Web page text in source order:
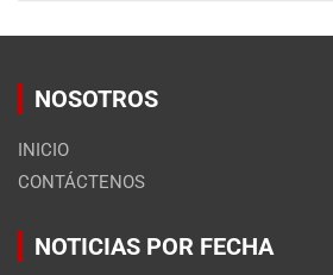
NOSOTROS
INICIO
CONTÁCTENOS
NOTICIAS POR FECHA